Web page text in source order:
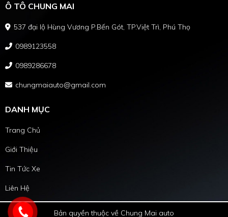
Ô TÔ CHUNG MAI
537 đại lộ Hùng Vương P.Bến Gót, TP.Việt Trì, Phú Thọ
0989123558
0989286678
chungmaiauto@gmail.com
DANH MỤC
Trang Chủ
Giới Thiệu
Tin Tức Xe
Liên Hệ
Bản quyền thuộc về Chung Mai auto